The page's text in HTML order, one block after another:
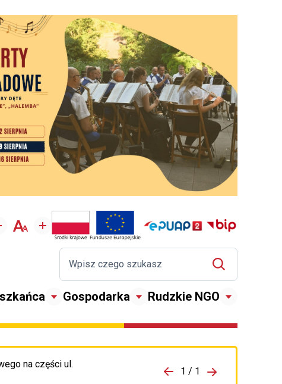
Gospodarka Rudzkie NGO
na części ul.
Przejdź do porzpedniego komunikatu 1 / 1
Przejdź do